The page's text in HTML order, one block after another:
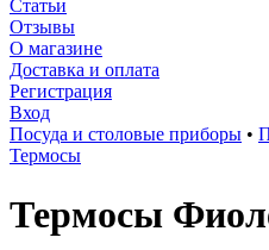
Статьи
Отзывы
О магазине
Доставка и оплата
Регистрация
Вход
Посуда и столовые приборы •
Термосы
Термосы